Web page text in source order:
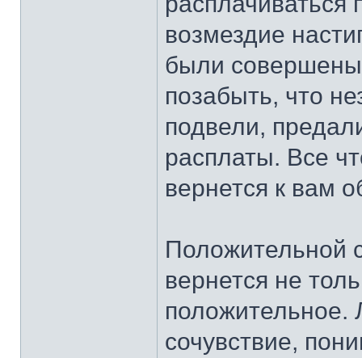
возмездие
были
позабыть, что
подвели,
расплаты. Все
вернется к вам
Положительной
вернется не
положительное.
сочувствие,